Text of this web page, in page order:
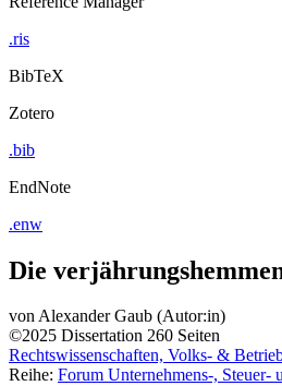
.ris
BibTeX
Zotero
.bib
EndNote
.enw
Die
vonAlexander Gaub (Autor:in)
©2025 Dissertation 260 Seiten
Rechtswissenschaften, Volks- &
Reihe: Forum Unternehmens-, Steuer-